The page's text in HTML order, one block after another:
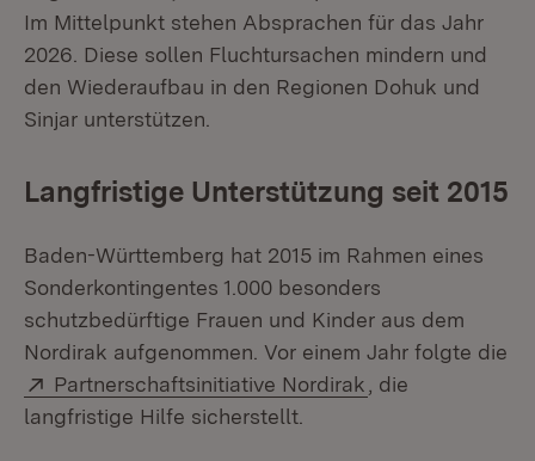
Im Mittelpunkt stehen Absprachen für das Jahr
2026. Diese sollen Fluchtursachen mindern und
den Wiederaufbau in den Regionen Dohuk und
Sinjar unterstützen.
Langfristige Unterstützung seit 2015
Baden-Württemberg hat 2015 im Rahmen eines
Sonderkontingentes 1.000 besonders
schutzbedürftige Frauen und Kinder aus dem
Nordirak aufgenommen. Vor einem Jahr folgte die
Extern:
Partnerschaftsinitiative Nordirak (Öffnet in
, die
langfristige Hilfe sicherstellt.